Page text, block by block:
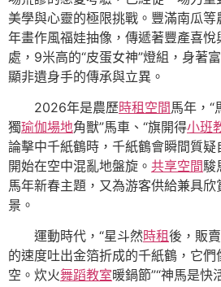
美學與心靈的極限挑戰。豐滿南瓜
年畫作風福娃抽像，傳遞著豐產喜悅
處，9米高的“皮蛋女神”燈組，身著
顯非遺身手的傳承與立異。
2026年是農歷時租空間馬年，“
獨瑜伽場地角獸”馬車、“旗開得小班
論擊中千紙鶴時，千紙鶴會瞬間質疑
開始在空中混亂地盤旋。 共享空間駿
馬年新春主題，又為游客供給兼具
景。
運動時代，“星斗然時租後，販
的速度吐出金箔折成的千紙鶴，它
空。炊火舞蹈教室暖鍋節”“神馬是快